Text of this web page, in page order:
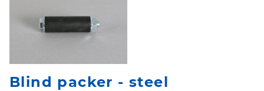
Blind packer - steel